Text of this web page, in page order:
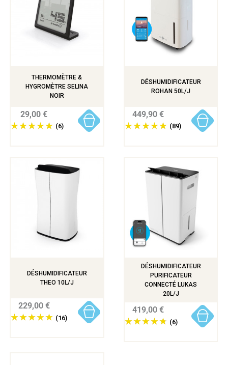
THERMOMÈTRE &
HYGROMÈTRE SELINA
NOIR
(6)
29,00 €
DÉSHUMIDIFICATEUR
ROHAN 50L/J
(89)
449,90 €
DÉSHUMIDIFICATEUR
THEO 10L/J
(16)
229,00 €
DÉSHUMIDIFICATEUR
PURIFICATEUR
CONNECTÉ LUKAS
20L/J
(6)
419,00 €